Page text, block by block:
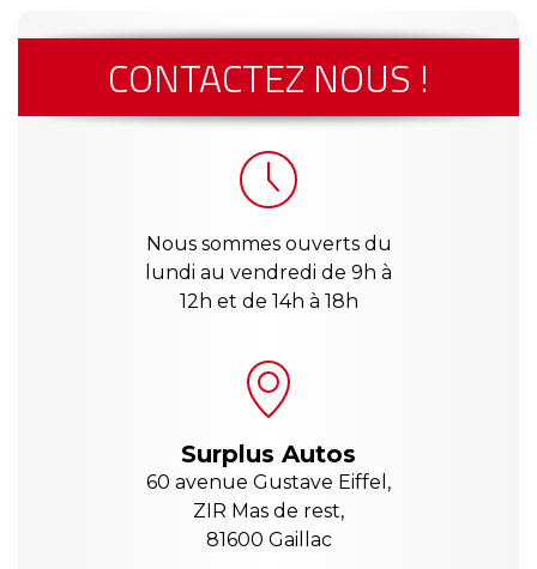
CONTACTEZ NOUS !
Nous sommes ouverts du
lundi au vendredi de 9h à
12h et de 14h à 18h
Surplus Autos
60 avenue Gustave Eiffel,
ZIR Mas de rest,
81600 Gaillac